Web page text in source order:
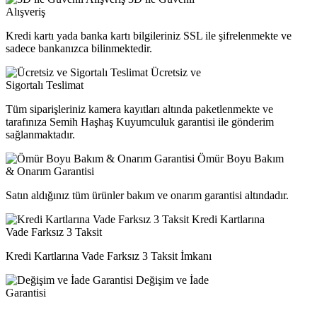
Alışveriş
Kredi kartı yada banka kartı bilgileriniz SSL ile şifrelenmekte ve
sadece bankanızca bilinmektedir.
Ücretsiz ve
Sigortalı Teslimat
Tüm siparişleriniz kamera kayıtları altında paketlenmekte ve
tarafınıza Semih Haşhaş Kuyumculuk garantisi ile gönderim
sağlanmaktadır.
Ömür Boyu Bakım
& Onarım Garantisi
Satın aldığınız tüm ürünler bakım ve onarım garantisi altındadır.
Kredi Kartlarına
Vade Farksız 3 Taksit
Kredi Kartlarına Vade Farksız 3 Taksit İmkanı
Değişim ve İade
Garantisi